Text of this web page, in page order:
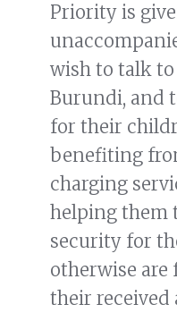
Priority is
wish to talk
Burundi, and
for their
benefiting
charging
helping them
security for
otherwise are
their received